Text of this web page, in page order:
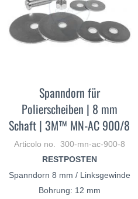
Spanndorn für
Polierscheiben | 8 mm
Schaft | 3M™ MN-AC 900/8
Articolo no. 300-mn-ac-900-8
RESTPOSTEN
Spanndorn 8 mm / Linksgewinde
Bohrung: 12 mm